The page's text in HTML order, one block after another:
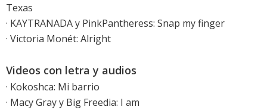
Texas
· KAYTRANADA y PinkPantheress: Snap my finger
· Victoria Monét: Alright
Videos con letra y audios
· Kokoshca: Mi barrio
· Macy Gray y Big Freedia: I am